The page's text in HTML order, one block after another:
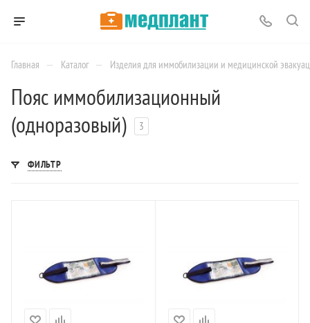
Главная — Каталог — Изделия для иммобилизации и медицинской
Пояс иммобилизационный
(одноразовый)
3
ФИЛЬТР